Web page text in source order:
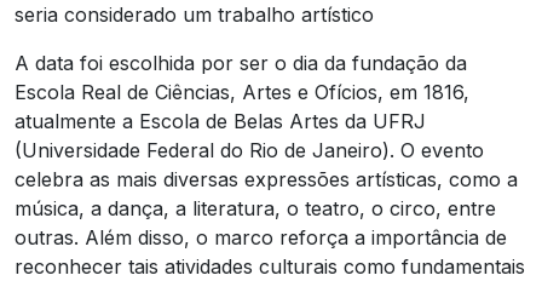
seria considerado um trabalho artístico
A data foi escolhida por ser o dia da fundação da
Escola Real de Ciências, Artes e Ofícios, em 1816,
atualmente a Escola de Belas Artes da UFRJ
(Universidade Federal do Rio de Janeiro). O evento
celebra as mais diversas expressões artísticas, como a
música, a dança, a literatura, o teatro, o circo, entre
outras. Além disso, o marco reforça a importância de
reconhecer tais atividades culturais como fundamentais